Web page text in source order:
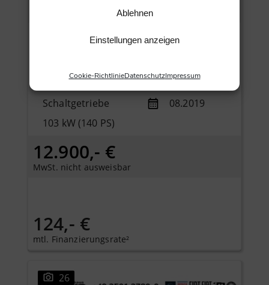
Ablehnen
Einstellungen anzeigen
Cookie-RichtlinieDatenschutzImpressum
sofort verfügbar
Benzin
69.990 km
Schaltgetriebe
08.2019
103 kW (140 PS)
12.900,- €
MwSt. nicht ausweisbar
124,- €
mtl. Finanzierungsrate²
26